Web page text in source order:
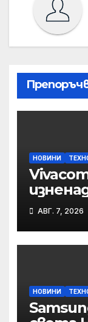
НОВИНИ
през
онлайн
АВГ. 7, 2026
НОВИНИ